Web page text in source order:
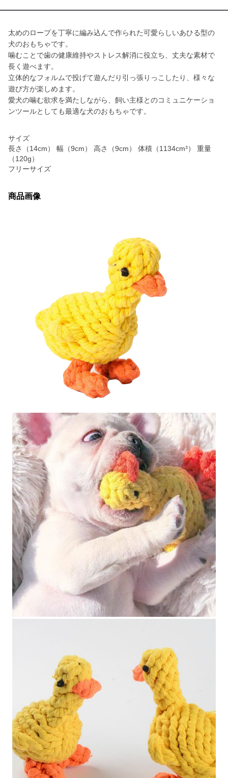
太めのロープを丁寧に編み込んで作られた可愛らしいあひる型の
犬のおもちゃです。
噛むことで歯の健康維持やストレス解消に役立ち、丈夫な素材で
長く遊べます。
立体的なフォルムで投げて遊んだり引っ張りっこしたり、様々な
遊び方が楽しめます。
愛犬の噛む欲求を満たしながら、飼い主様とのコミュニケーショ
ンツールとしても最適な犬のおもちゃです。
サイズ
長さ（14cm） 幅（9cm） 高さ（9cm） 体積（1134cm³） 重量
（120g）
フリーサイズ
商品画像